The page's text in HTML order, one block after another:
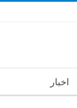
اخبار